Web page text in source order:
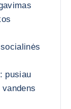
pusiau